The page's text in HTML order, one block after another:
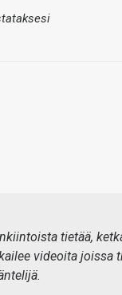
tietää,
videoita joissa